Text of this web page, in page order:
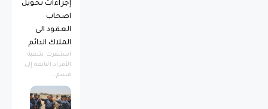
إجراءات تحويل
اصحاب
العقود الى
الملاك الدائم
استنفرت شعبة
الأفراد التابعة إلى
قسم...